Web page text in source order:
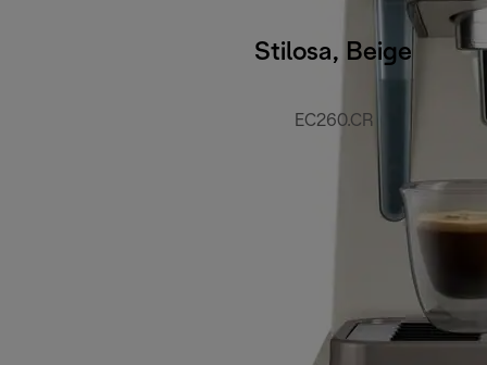
Stilosa, Beige
EC260.CR